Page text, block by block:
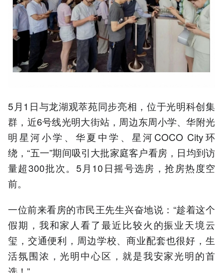
5月1日与龙湖观萃苑同步亮相，位于光明科创集
群，近6号线光明大街站，周边东周小学、华附光
明星河小学、华夏中学、星河COCO City环
绕，“五一”期间吸引大批家庭客户看房，日均到访
量超300批次。5月10日摇号选房，抢房热度空
前。
一位前来看房的市民王先生兴奋地说：“趁着这个
假期，我和家人看了最近比较火的振业天境云
玺，交通便利，周边学校、商业配套也很好，生
活氛围浓，光明中心区，就是我安家光明的首